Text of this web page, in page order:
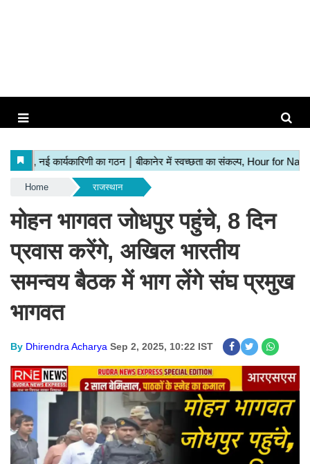
Home राजस्थान
मोहन भागवत जोधपुर पहुंचे, 8 दिन
प्रवास करेंगे, अखिल भारतीय
समन्वय बैठक में भाग लेंगे संघ प्रमुख
भागवत
By Dhirendra Acharya Sep 2, 2025, 10:22 IST